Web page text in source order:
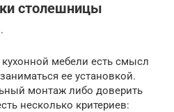
столешницы
мебели есть смысл
ее установкой.
монтаж либо доверить
несколько критериев: